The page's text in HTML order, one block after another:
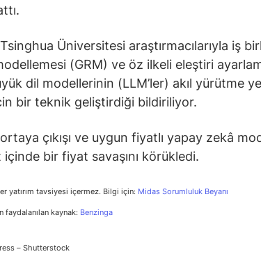
Üniversitesi araştırmacılarıyla iş
(GRM) ve öz ilkeli eleştiri
dil modellerinin (LLM’ler) akıl yürütme
bir teknik geliştirdiği bildiriliyor.
çıkışı ve uygun fiyatlı yapay zekâ
içinde bir fiyat savaşını körükledi.
yatırım tavsiyesi içermez. Bilgi için: Midas Sorumluluk Beyanı
faydalanılan kaynak: Benzinga
– Shutterstock